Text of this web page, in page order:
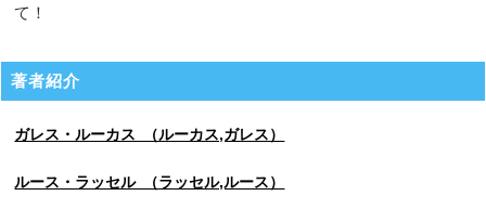
て！
著者紹介
ガレス・ルーカス （ルーカス,ガレス）
ルース・ラッセル （ラッセル,ルース）